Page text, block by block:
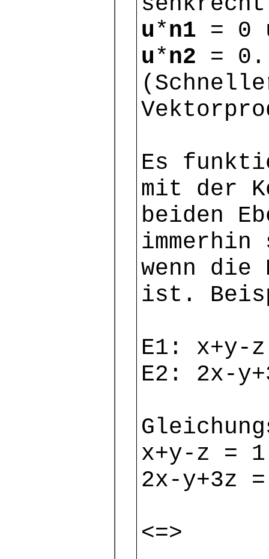
u*n1 = 0
u*n2 = 0.
Es
mit der
beiden
wenn die
ist.
E1: x+y-
E2: 2x-
x+y-z = 1
2x-y+3z
<=>